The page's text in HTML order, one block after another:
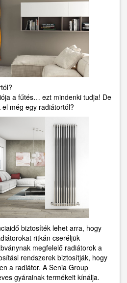
a fűtés… ezt mindenki tudja! De
még egy radiátortól?
biztosíték lehet arra, hogy
ritkán cseréljük
megfelelő radiátorok a
rendszerek biztosítják, hogy
a radiátor. A Senia Group
gyárainak termékeit kínálja.